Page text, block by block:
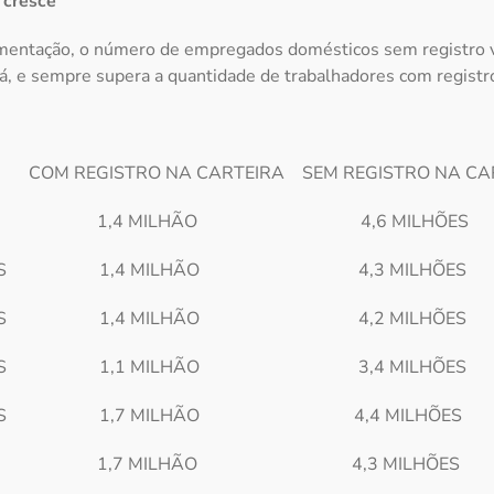
o número de empregados domésticos sem registro
e sempre supera a quantidade de trabalhadores com
NA CARTEIRA SEM REGISTRO NA
1,4 MILHÃO 4,6 MILHÕES
1,4 MILHÃO 4,3 MILHÕES
1,4 MILHÃO 4,2 MILHÕES
1,1 MILHÃO 3,4 MILHÕES
1,7 MILHÃO 4,4 MILHÕES
1,7 MILHÃO 4,3 MILHÕES